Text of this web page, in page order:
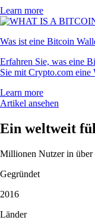
Learn more
Was ist eine Bitcoin
Erfahren Sie, was eine
Sie mit Crypto.com eine
Learn more
Artikel ansehen
Ein weltweit
Millionen Nutzer in über
Gegründet
2016
Länder